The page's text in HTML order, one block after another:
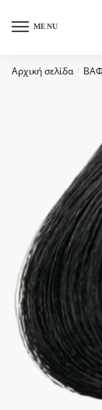
MENU
Αρχική σελίδα /